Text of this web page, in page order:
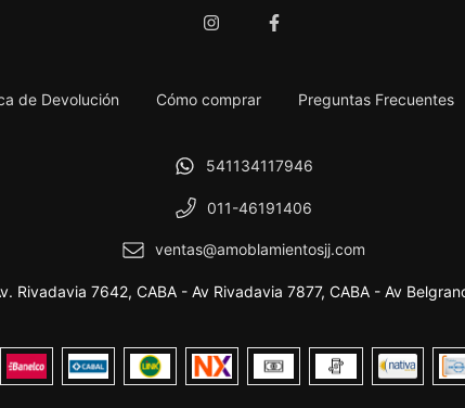
de Devolución Cómo comprar Preguntas Frecuentes
541134117946
011-46191406
ventas@amoblamientosjj.com
Rivadavia 7642, CABA - Av Rivadavia 7877, CABA - Av